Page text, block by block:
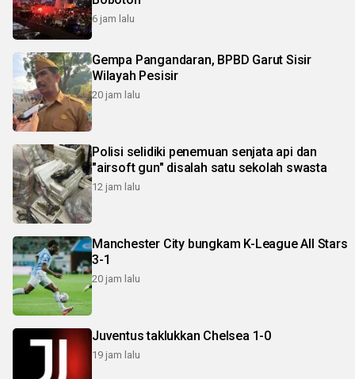
6 jam lalu
Gempa Pangandaran, BPBD Garut Sisir
Wilayah Pesisir
20 jam lalu
Polisi selidiki penemuan senjata api dan
"airsoft gun" disalah satu sekolah swasta
12 jam lalu
Manchester City bungkam K-League All Stars
3-1
20 jam lalu
Juventus taklukkan Chelsea 1-0
19 jam lalu